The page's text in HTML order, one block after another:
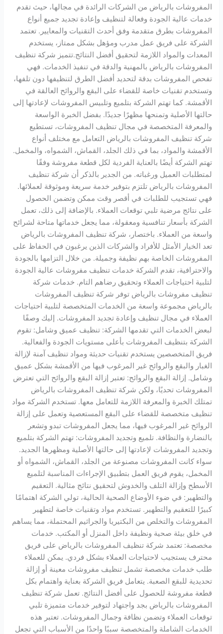
المفروشات بالرياض من الشركات الرائدة في مجالها، حيث تقدم
خدمات عالية الجودة وفعالة لتنظيف وإعادة تجديد جميع أنواع
المفروشات بطرق متقدمة وفق أحدث التقنيات والمعايير. تعتمد
الشركة على فريق عمل مدرب ومؤهل بشكل ممتاز، يستخدم
المعدات والمواد اللازمة لتحقيق أفضل النتائج.تتميز شركة تنظيف
المفروشات بالرياض بالمهنية والدقة في تنفيذ الخدمات. فهي
تفحص المفروشات بدقة لتحديد أفضل الطرق لتنظيفها دون تلفها،
وتستخدم تقنيات خاصة للقضاء على البقع والروائح العالقة في
الأقمشة. كما تهتم الشركة بتلميع وتلبيس المفروشات لإعادتها إلى
حالتها الأصلية وتمنحها مظهرًا جديدًا. بفضل الخبرة الواسعة
والمعرفة المتخصصة في مجال تنظيف المفروشات، تستطيع
شركة تنظيف المفروشات بالرياض التعامل مع مختلف أنواع
الأقمشة والمواد، بما في ذلك الجلد، القماش، الشمواه، والمخمل.
تهتم الشركة أيضًا بالعناية الفردية لكل قطعة مفروشة وفقًا
لمتطلبات العميل ورغباته. من الجدير بالذكر أن شركة تنظيف
المفروشات بالرياض تلتزم بتوفير خدمة سريعة وموثوقة لعملائها.
فهي تستجيب للطلبات في أقصر وقت ممكن وتضمن الحصول
على نتائج مرضية تلبي توقعات العملاء. بالإضافة إلى ذلك، تعمل
الشركة بأسعار تنافسية ومعقولة، مما يجعل خدماتها متاحة لشرائح
واسعة من العملاء. باختصار، شركة تنظيف المفروشات بالرياض
تعد الخيار الأمثل للأفراد والشركات الذين يرغبون في الحفاظ على
المفروشات الخاصة بهم نظيفة وجميلة. من خلال التزامها بالجودة
والاحترافية، تقدم الشركة خدمات تنظيف مفروشات عالية الجودة
لتلبية احتياجات العملاء وتحقيق رضاهم التام. خدمات شركة
تنظيف مفروشات بالرياض توفر شركة تنظيف المفروشات
بالرياض مجموعة واسعة من الخدمات المتخصصة لتلبية احتياجات
العملاء في مجال تنظيف وإعادة تجديد المفروشات. إليك وصفًا
لبعض الخدمات التي تقدمها الشركة: تنظيف عميق وشامل: تقوم
الشركة بتنظيف المفروشات بأعلى مستويات الجودة والفعالية.
فريق المتخصصين يستخدم تقنيات حديثة ومواد تنظيف آمنة لإزالة
الغبار والبقع والروائح غير المرغوب فيها من الأقمشة بشكل عميق
وشامل. إزالة البقع والروائح: تعتبر إزالة البقع والروائح التي تعترض
المفروشات تحديًا، ولكن شركة تنظيف المفروشات بالرياض
تمتلك الخبرة والمعرفة اللازمة للتعامل معها. تستخدم الشركة مواد
تنظيف متخصصة للقضاء على البقع المستعصية وتعمل على إزالة
الروائح غير المرغوب فيها، مما يجعل المفروشات تبدو وتشعر
بالنضارة والنظافة. تلميع وتجديد المفروشات: تهتم الشركة بتلميع
وتجديد المفروشات لإعادتها إلى حالتها الأصلية ومظهرها الجديد.
سواء كانت المفروشات مصنوعة من الجلد، القماش، الشمواه أو
المخمل، يقوم فريق العمل بتطبيق الإجراءات المناسبة لتلميع
الأسطح وإزالة التلف والخدوش لتحقيق نتائج مثالية. التعقيم
والتطهير: في ضوء الأوضاع الصحية الحالية، تولي الشركة اهتمامًا
كبيرًا للتعقيم والتطهير. تستخدم مواد وتقنيات خاصة لتطهير
المفروشات والتخلص من البكتيريا والجراثيم المحتملة، مما يساهم
في خلق بيئة صحية ونظيفة داخل المنزل أو المكتب. خدمات
مخصصة: تعتمد شركة تنظيف المفروشات بالرياض على فريق
محترف يستجيب لاحتياجات العملاء بشكل فردي. يمكن للعملاء
طلب خدمات مخصصة تشمل تنظيف مفروشات معينة أو إزالة
تحديدية للبقع الصعبة. يتعامل فريق الشركة بعناية واهتمام بكل
قطعة مفروشة للحصول على أفضل النتائج. تعمل شركة تنظيف
المفروشات بالرياض بجد واجتهاد لتوفير خدمات متميزة تلبي
توقعات العملاء وتضمن نظافة وجمال المفروشات. تعتبر هذه
الخدمات الشاملة والمتخصصة سببًا واحدًا من الأسباب التي تجعل